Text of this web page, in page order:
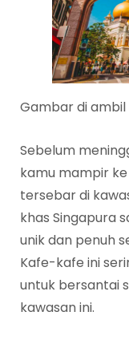
Gambar di ambil
Sebelum
kamu mampir
tersebar di
khas Singapura
unik dan penuh
Kafe-kafe ini
untuk bersantai
kawasan ini.